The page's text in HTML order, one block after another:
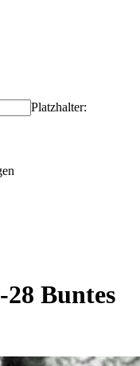
Platzhalter:
Buntes